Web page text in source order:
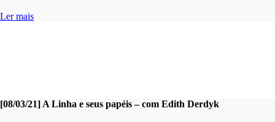
Ler mais
[08/03/21] A Linha e seus papéis – com Edith Derdyk